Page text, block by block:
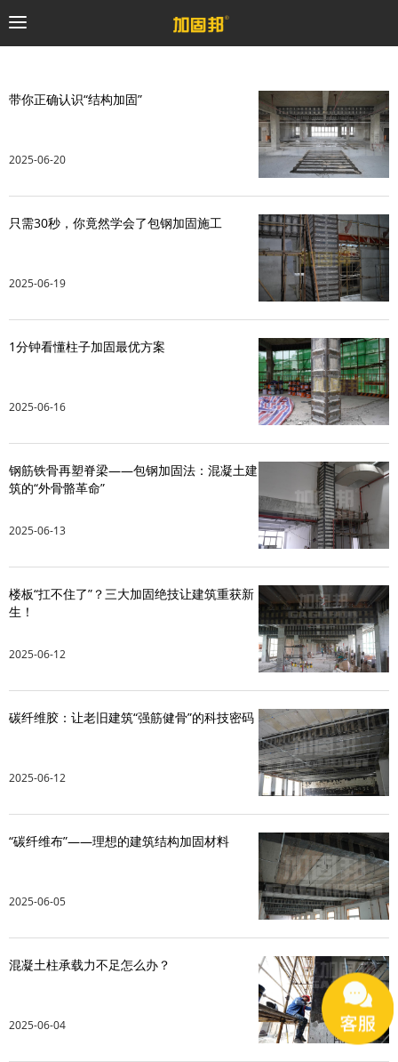
预应力系统
植筋锚固系统
新能源系统
案例中心
带你正确认识“结构加固”
2025-06-20
只需30秒，你竟然学会了包钢加固施工
2025-06-19
1分钟看懂柱子加固最优方案
2025-06-16
钢筋铁骨再塑脊梁——包钢加固法：混凝土建
筑的“外骨骼革命”
2025-06-13
楼板“扛不住了”？三大加固绝技让建筑重获新
生！
2025-06-12
碳纤维胶：让老旧建筑“强筋健骨”的科技密码
2025-06-12
“碳纤维布”——理想的建筑结构加固材料
2025-06-05
混凝土柱承载力不足怎么办？
2025-06-04